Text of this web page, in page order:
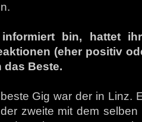
bin, hattet
(eher positiv
das Beste.
Gig war der in Linz.
zweite mit dem